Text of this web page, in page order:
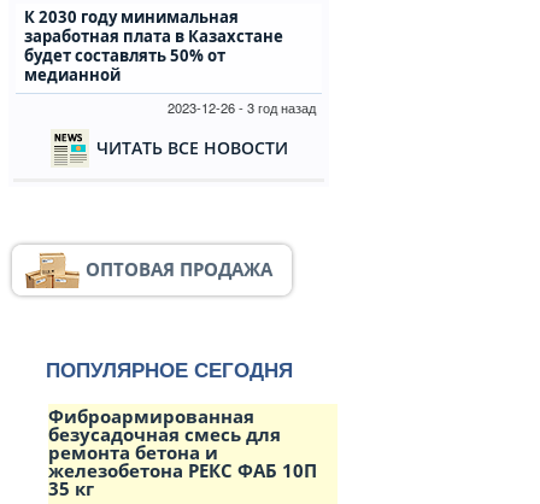
К 2030 году минимальная
заработная плата в Казахстане
будет составлять 50% от
медианной
2023-12-26 - 3 год назад
ЧИТАТЬ ВСЕ НОВОСТИ
ОПТОВАЯ ПРОДАЖА
ПОПУЛЯРНОЕ СЕГОДНЯ
Фиброармированная
безусадочная смесь для
ремонта бетона и
железобетона РЕКС ФАБ 10П
35 кг